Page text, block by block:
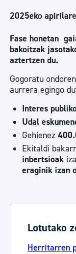
2025eko
Fase honetan
bakoitzak
aztertzen du.
Gogoratu
aurrera egingo
Interes
Udal
Gehienez
Ekitaldi
inbertsioak
eraginik izan
Lotutako
Herritarren